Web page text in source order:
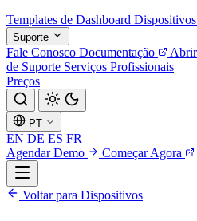
Templates de Dashboard
Suporte
Fale Conosco Documentação
de Suporte Serviços Profissionais
Preços
PT
EN DE ES FR
Agendar Demo
Começar Agora
Voltar para Dispositivos